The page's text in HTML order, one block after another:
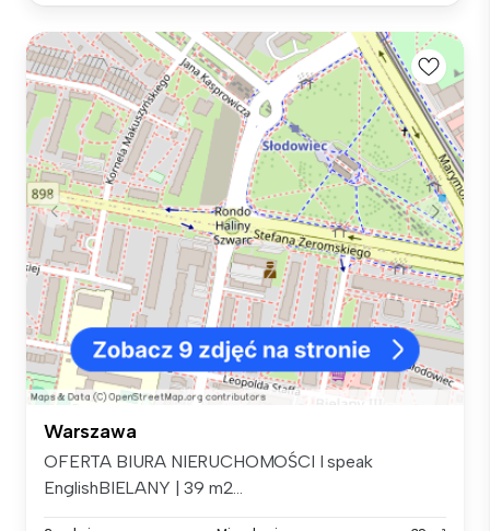
Warszawa
OFERTA BIURA NIERUCHOMOŚCI I speak
EnglishBIELANY | 39 m2...